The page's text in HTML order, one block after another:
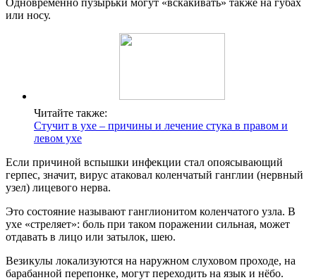
или носу.
Читайте также:
Стучит в ухе – причины и лечение стука в правом и
левом ухе
Если причиной вспышки инфекции стал опоясывающий
герпес, значит, вирус атаковал коленчатый ганглии (нервный
узел) лицевого нерва.
Это состояние называют ганглионитом коленчатого узла. В
ухе «стреляет»: боль при таком поражении сильная, может
отдавать в лицо или затылок, шею.
Везикулы локализуются на наружном слуховом проходе, на
барабанной перепонке, могут переходить на язык и нёбо.